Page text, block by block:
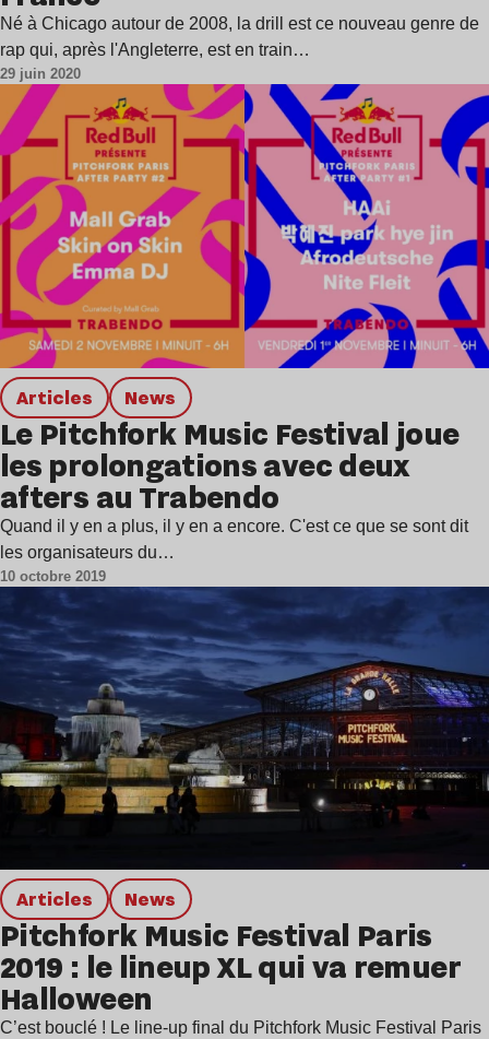
Né à Chicago autour de 2008, la drill est ce nouveau genre de
rap qui, après l'Angleterre, est en train…
29 juin 2020
Articles news
Le Pitchfork Music Festival joue
les prolongations avec deux
afters au Trabendo
Quand il y en a plus, il y en a encore. C'est ce que se sont dit
les organisateurs du…
10 octobre 2019
Articles news
Pitchfork Music Festival Paris
2019 : le lineup XL qui va remuer
Halloween
C’est bouclé ! Le line-up final du Pitchfork Music Festival Paris